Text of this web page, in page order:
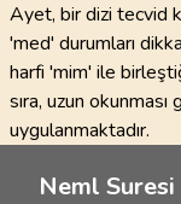
Ayet, bir dizi tecvid
'med' durumları
harfi 'mim' ile
sıra, uzun
uygulanmaktadır.
Neml